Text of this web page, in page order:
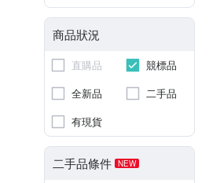
商品狀況
直購品
競標品
全新品
二手品
有現貨
二手品條件 NEW